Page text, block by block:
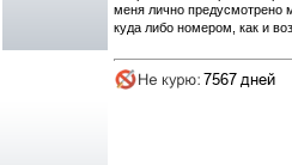
меня лично предусмотрено
куда либо номером, как и